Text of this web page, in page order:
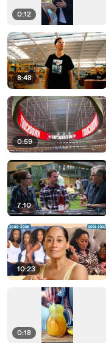
0:12
8:48
0:59
7:10
10:23
0:18